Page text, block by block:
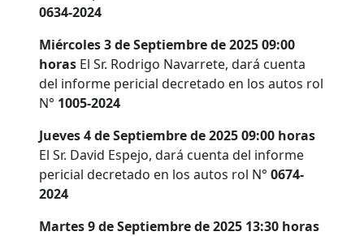
0634-2024
Miércoles 3 de Septiembre de 2025 09:00
horas El Sr. Rodrigo Navarrete, dará cuenta
del informe pericial decretado en los autos rol
N° 1005-2024
Jueves 4 de Septiembre de 2025 09:00 horas
El Sr. David Espejo, dará cuenta del informe
pericial decretado en los autos rol N° 0674-
2024
Martes 9 de Septiembre de 2025 13:30 horas